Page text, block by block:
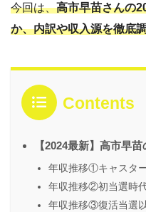
今回は、高市早苗さんの
か、内訳や収入源を徹底
Contents
【2024最新】高市早
年収推移①キャスタ
年収推移②初当選時
年収推移③復活当選